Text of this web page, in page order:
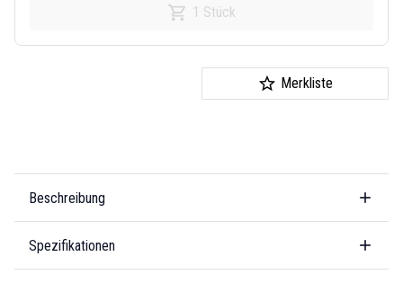
1 Stück
Merkliste
Beschreibung
Spezifikationen